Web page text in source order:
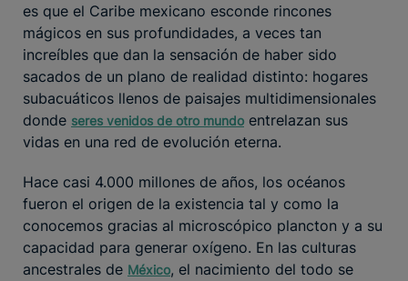
es que el Caribe mexicano esconde rincones
mágicos en sus profundidades, a veces tan
increíbles que dan la sensación de haber sido
sacados de un plano de realidad distinto: hogares
subacuáticos llenos de paisajes multidimensionales
donde seres venidos de otro mundo entrelazan sus
vidas en una red de evolución eterna.
Hace casi 4.000 millones de años, los océanos
fueron el origen de la existencia tal y como la
conocemos gracias al microscópico plancton y a su
capacidad para generar oxígeno. En las culturas
ancestrales de México, el nacimiento del todo se